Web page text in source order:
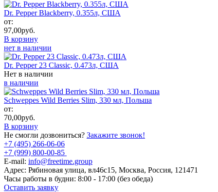
Dr. Pepper Blackberry, 0.355л, США
от:
97,00руб.
В корзину
нет в наличии
Dr. Pepper 23 Classic, 0.473л, США
Нет в наличии
в наличии
Schweppes Wild Berries Slim, 330 мл, Польша
от:
70,00руб.
В корзину
Не смогли дозвониться? Закажите звонок!
+7 (495) 266-06-06
+7 (999) 800-00-85
E-mail: info@freetime.group
Адрес: Рябиновая улица, вл46с15, Москва, Россия, 121471
Часы работы в будни: 8:00 - 17:00 (без обеда)
Оставить заявку